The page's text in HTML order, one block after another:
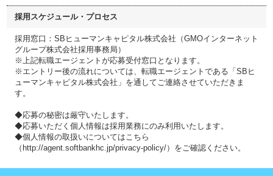
採用スケジュール・プロセス
採用窓口：SBヒューマンキャピタル株式会社（GMOインターネット
グループ株式会社採用事務局）
※上記転職エージェントが応募受付窓口となります。
※エントリー後の流れについては、転職エージェントである「SBヒ
ューマンキャピタル株式会社」を通してご連絡させていただきま
す。
◆応募の秘密は厳守いたします。
◆応募いただく個人情報は採用業務にのみ利用いたします。
◆個人情報の取扱いについてはこちら
（http://agent.softbankhc.jp/privacy-policy/）をご確認ください。